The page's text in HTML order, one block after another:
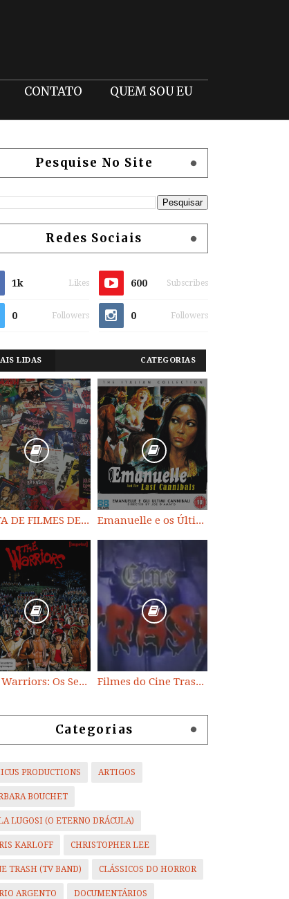
CONTATO QUEM SOU EU
Pesquise No Site
Redes Sociais
1k Likes 600 Subscribes
0 Followers 0 Followers
LIDAS CATEGORIAS
LISTA DE FILMES DE HORROR/ TRASH/ SUSPENSE/ SCI-FI/ EXPLOITATION E OUTROS Emanuelle e os Últimos Canibais
The Warriors: Os Selvagens da Noite Filmes do Cine Trash (TV BAND)
Categorias
PRODUCTIONS ARTIGOS
BOUCHET
LUGOSI (O ETERNO DRÁCULA)
KARLOFF CHRISTOPHER LEE
TRASH (TV BAND) CLÁSSICOS DO HORROR
ARGENTO DOCUMENTÁRIOS